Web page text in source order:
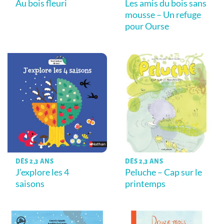
Au bois fleuri
Les amis du bois sans
mousse – Un refuge
pour Ourse
DÈS 2,3 ANS
J’explore les 4
saisons
DÈS 2,3 ANS
Peluche – Cap sur le
printemps